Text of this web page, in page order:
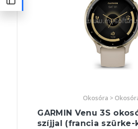
Okosóra >
GARMIN Venu 3S
szíjjal (francia szürke-